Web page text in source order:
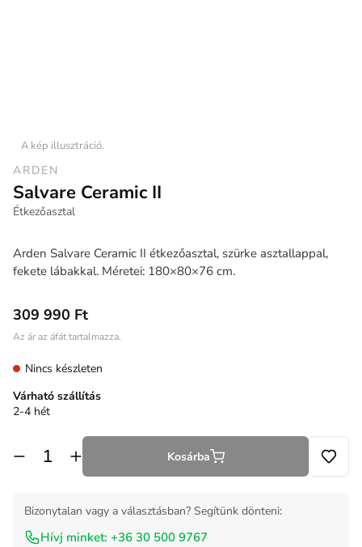
A kép illusztráció.
ARDEN
Salvare Ceramic II
Étkezőasztal
Arden Salvare Ceramic II étkezőasztal, szürke asztallappal,
fekete lábakkal. Méretei: 180×80×76 cm.
309 990 Ft
Az ár az áfát tartalmazza.
Nincs készleten
Várható szállítás
2-4 hét
Kosárba
Bizonytalan vagy a választásban? Segítünk dönteni:
Hívj minket: +36 30 500 9767